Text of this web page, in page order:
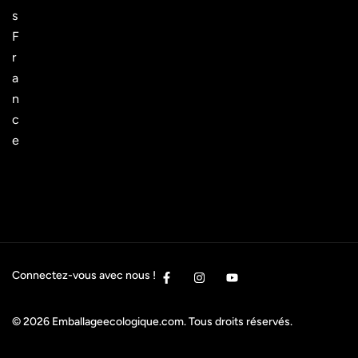
s
F
r
a
n
c
e
Connectez-vous avec nous !
© 2026 Emballageecologique.com. Tous droits réservés.